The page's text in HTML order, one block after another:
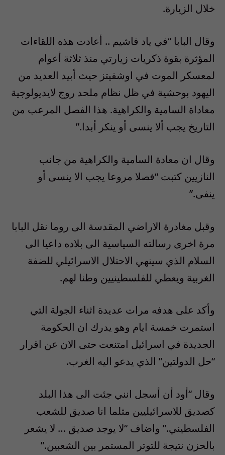
خلال الزيارة.
وقال البابا “في ياد فاشيم .. أعادت هذه اللقاءات
المؤثرة بقوة ذكريات زيارتي منذ ثلاثة أعوام
لمعسكر الموت في اوشفيتز حيث أبيد العديد من
اليهود بوحشية في ظل نظام ملحد روج لايديولوجية
معاداة السامية والكراهية. هذا الفصل المرعب من
التاريخ يجب ألا ينسى أو ينكر أبدا.”
وقال ان معادة السامية والكراهية من جانب
النازيين كتبت “فصلا مروعا يجب الا ينسى أو
ينفى.”
وقبل مغادرة الاراضي المقدسة الى روما نقل البابا
مرة اخرى رسالته السياسية الى بلاده داعيا الى
السلام الذي سينهي الاحتلال الاسرائيلي للضفة
الغربية ويعطي للفلسطينيين وطنا لهم.
وأكد على هدفه مرات عديدة اثناء الجولة التي
استمرت خمسة ايام وهو يدرك ان الحكومة
الجديدة في اسرائيل امتنعت حتى الان عن اقرار
“حل الدولتين” الذي يدعو اليه الغرب.
وقال “أود أن أسجل انني جئت الى هذا البلد
كصديق للاسرائيليين مثلما انا صديق للشعب
الفلسطيني.” واضاف “لا يوجد صديق … لا يشعر
بالحزن نتيجة للتوتر المستمر بين الشعبين.”